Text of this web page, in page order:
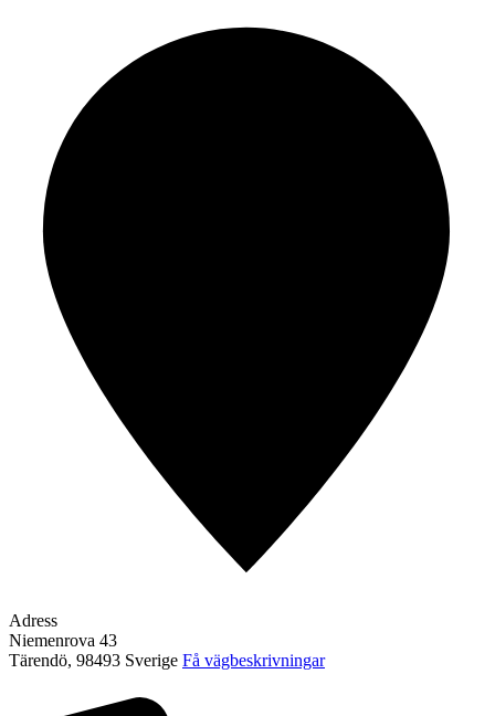
Adress
Niemenrova 43
Tärendö, 98493 Sverige Få vägbeskrivningar